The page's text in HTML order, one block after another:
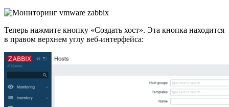
Теперь нажмите кнопку «Создать хост». Эта кнопка находится
в правом верхнем углу веб-интерфейса: